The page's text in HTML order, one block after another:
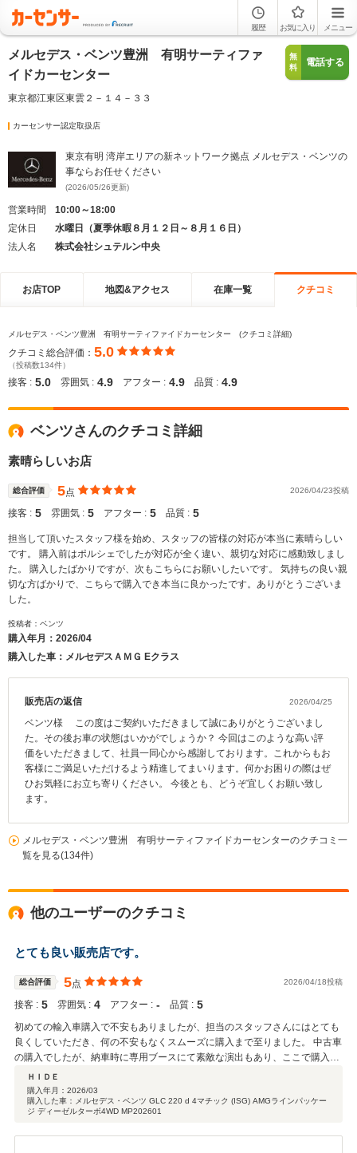
履歴 お気に入り メニュー
メルセデス・ベンツ豊洲 有明サーティファ
イドカーセンター
東京都江東区東雲２－１４－３３
無
料
電話する
カーセンサー認定取扱店
東京有明 湾岸エリアの新ネットワーク拠点 メルセデス・ベンツの
事ならお任せください
(2026/05/26更新)
営業時間
10:00～18:00
定休日
水曜日（夏季休暇８月１２日～８月１６日）
法人名
株式会社シュテルン中央
お店TOP 地図&アクセス 在庫一覧 クチコミ
メルセデス・ベンツ豊洲 有明サーティファイドカーセンター (クチコミ詳細)
クチコミ総合評価： 5.0
（投稿数134件）
接客 : 5.0 雰囲気 : 4.9 アフター : 4.9 品質 : 4.9
ベンツさんのクチコミ詳細
素晴らしいお店
総合評価 5点 2026/04/23投稿
接客 : 5 雰囲気 : 5 アフター : 5 品質 : 5
担当して頂いたスタッフ様を始め、スタッフの皆様の対応が本当に素晴らしい
です。 購入前はポルシェでしたが対応が全く違い、親切な対応に感動致しまし
た。 購入したばかりですが、次もこちらにお願いしたいです。 気持ちの良い親
切な方ばかりで、こちらで購入でき本当に良かったです。ありがとうございま
した。
投稿者：ベンツ
購入年月： 2026/04
購入した車：メルセデスＡＭＧ Eクラス
販売店の返信 2026/04/25
ベンツ様 この度はご契約いただきまして誠にありがとうございまし
た。その後お車の状態はいかがでしょうか？ 今回はこのような高い評
価をいただきまして、社員一同心から感謝しております。これからもお
客様にご満足いただけるよう精進してまいります。何かお困りの際はぜ
ひお気軽にお立ち寄りください。 今後とも、どうぞ宜しくお願い致し
ます。
メルセデス・ベンツ豊洲 有明サーティファイドカーセンターのクチコミ一
覧を見る(134件)
他のユーザーのクチコミ
とても良い販売店です。
総合評価 5点 2026/04/18投稿
接客 : 5 雰囲気 : 4 アフター : ‐ 品質 : 5
初めての輸入車購入で不安もありましたが、担当のスタッフさんにはとても
良くしていただき、何の不安もなくスムーズに購入まで至りました。 中古車
の購入でしたが、納車時に専用ブースにて素敵な演出もあり、ここで購入し
て良かったと思います。 子供にもフレンドリーに対応していただき、子供も
喜んでおりました。 今後も点検等でお世話になりますが、どうぞよろしくお
願いします。
ＨＩＤＥ
購入年月： 2026/03
購入した車：メルセデス・ベンツ GLC 220 d 4マチック (ISG) AMGラインパッケー
ジ ディーゼルターボ4WD MP202601